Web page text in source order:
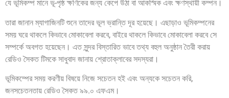
যে ভূমিকম্প মানে ভূ-পৃষ্ঠ ক্ষণিকের জন্য কেপে উঠা বা আকস্মিক এবং ক্ষণস্থায়ী কম্পন।
তারা জানান ম্যাগাজিনটি শুনে তাদের ভূল ভ্রান্তি দূর হয়েছে। এছাড়াও ভূমিকম্পনের
সময় ঘরে থাকলে কিভাবে মোকাবেলা করবে, বাইরে থাকলে কিভাবে মোকাবেলা করবে সে
সম্পর্কে অবগত হয়েছেন। এত সুন্দর বিস্তারিত ভাবে তথ্য বহুল অনুষ্ঠান তৈরী করায়
রেডিও সৈকত টিমকে সাধুবাদ জানায় শ্রোতাক্লাবের সদস্যরা।
ভূমিকম্পের সময় করণীয় বিষয়ে নিজে সচেতন হই এবং অন্যকে সচেতন করি,
জনসচেতনতায় রেডিও সৈকত ৯৯.০ এফএম।